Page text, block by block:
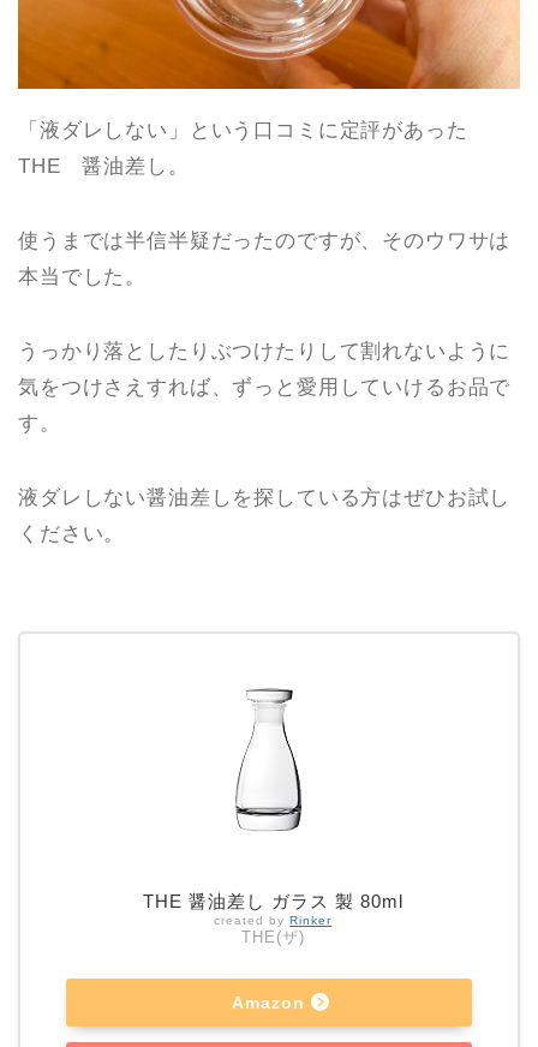
「液ダレしない」という口コミに定評があった
THE 醤油差し。
使うまでは半信半疑だったのですが、そのウワサは
本当でした。
うっかり落としたりぶつけたりして割れないように
気をつけさえすれば、ずっと愛用していけるお品で
す。
液ダレしない醤油差しを探している方はぜひお試し
ください。
THE 醤油差し ガラス 製 80ml
created byRinker
THE(ザ)
Amazon